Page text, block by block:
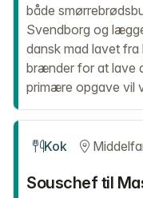
både
Svendborg og
dansk mad lavet
brænder for at lave
primære opgave vil
Kok
Souschef til